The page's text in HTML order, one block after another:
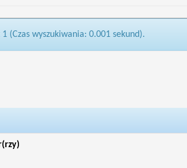
(Czas wyszukiwania: 0.001 sekund).